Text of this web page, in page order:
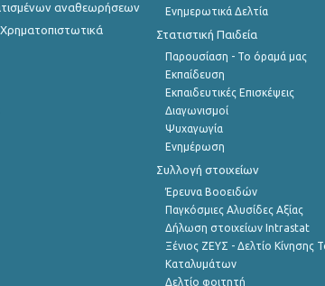
αναθεωρήσεων
Ενημερωτικά Δελτία
Στατιστική Παιδεία
Παρουσίαση - Το όραμά μας
Εκπαίδευση
Εκπαιδευτικές Επισκέψεις
Διαγωνισμοί
Ψυχαγωγία
Ενημέρωση
Συλλογή στοιχείων
Έρευνα Βοοειδών
Παγκόσμιες Αλυσίδες Αξίας
Δήλωση στοιχείων Intrastat
Ξένιος ΖΕΥΣ - Δελτίο Κίνησης
Καταλυμάτων
Δελτίο φοιτητή